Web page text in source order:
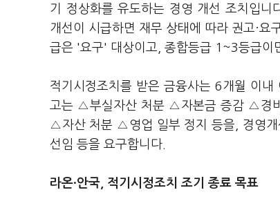
기 정상화를 유도하는 경영 개선 조치입니
개선이 시급하면 재무 상태에 따라 권고·
급은 '요구' 대상이고, 종합등급 1~3등급이
적기시정조치를 받은 금융사는 6개월 이
고는 △부실자산 처분 △자본금 증감 △경
△자산 처분 △영업 일부 정지 등을, 경영
선임 등을 요구합니다.
라온·안국, 적기시정조치 조기 종료 목표